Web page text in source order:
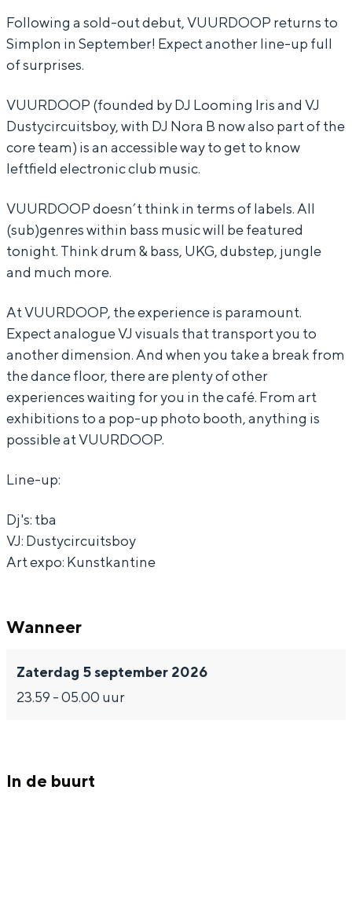
O
P
D
O
P
P
R
D
O
P
Following a sold-out debut, VUURDOOP returns to
Simplon in September! Expect another line-up full
of surprises.
VUURDOOP (founded by DJ Looming Iris and VJ
Dustycircuitsboy, with DJ Nora B now also part of the
core team) is an accessible way to get to know
leftfield electronic club music.
VUURDOOP doesn’t think in terms of labels. All
(sub)genres within bass music will be featured
tonight. Think drum & bass, UKG, dubstep, jungle
and much more.
At VUURDOOP, the experience is paramount.
Expect analogue VJ visuals that transport you to
another dimension. And when you take a break from
the dance floor, there are plenty of other
experiences waiting for you in the café. From art
exhibitions to a pop-up photo booth, anything is
possible at VUURDOOP.
Line-up:
Dj's: tba
VJ: Dustycircuitsboy
Art expo: Kunstkantine
Wanneer
Zaterdag 5 september 2026
23.59 - 05.00 uur
In de buurt